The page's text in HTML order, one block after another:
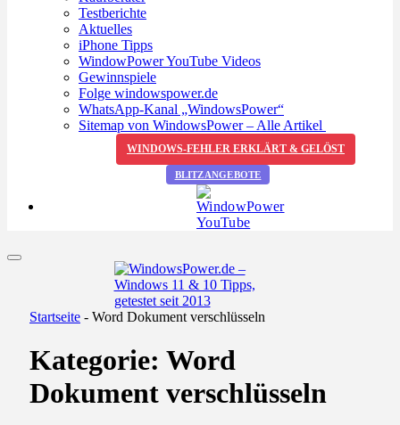
Testberichte
Aktuelles
iPhone Tipps
WindowPower YouTube Videos
Gewinnspiele
Folge windowspower.de
WhatsApp-Kanal „WindowsPower“
Sitemap von WindowsPower – Alle Artikel
WINDOWS-FEHLER ERKLÄRT & GELÖST
BLITZANGEBOTE
Startseite - Word Dokument verschlüsseln
Kategorie: Word
Dokument verschlüsseln